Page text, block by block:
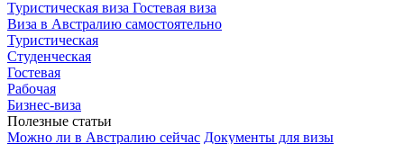
Туристическая виза Гостевая виза
Виза в Австралию самостоятельно
Туристическая
Студенческая
Гостевая
Рабочая
Бизнес-виза
Полезные статьи
Можно ли в Австралию сейчас Документы для визы